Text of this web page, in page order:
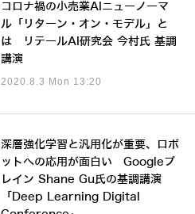
コロナ禍の小売業AIニューノーマ
ル「リターン・オン・モデル」と
は リテールAI研究会 今村氏 基調
講演
2020.8.3 Mon 13:20
深層強化学習と汎用化が重要、ロボ
ットへの応用が面白い Googleブ
レイン Shane Gu氏の基調講演
「Deep Learning Digital